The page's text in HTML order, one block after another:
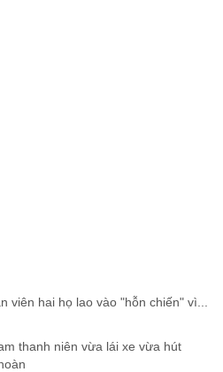
viên hai họ lao vào "hỗn chiến" vì...
thanh niên vừa lái xe vừa hút